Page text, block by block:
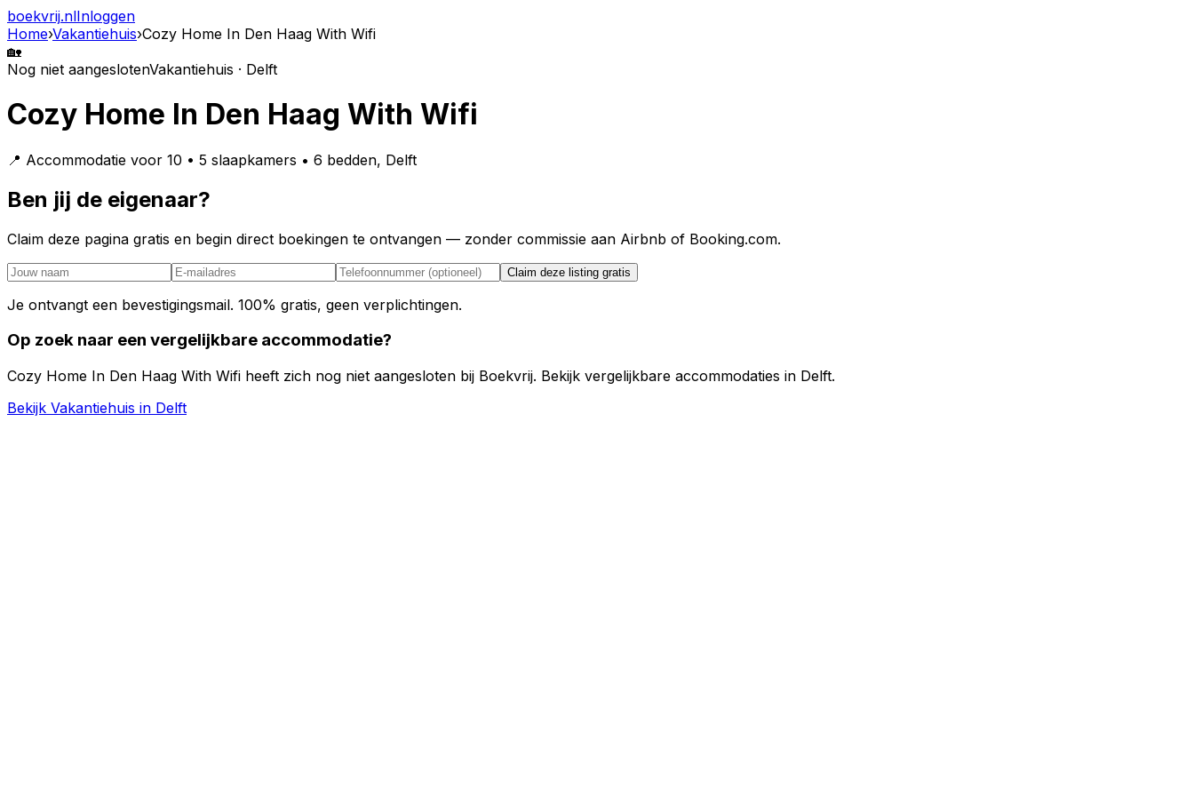
boekvrij.nlInloggen
Home›Vakantiehuis›Cozy Home In Den Haag With Wifi
🏡
Nog niet aangeslotenVakantiehuis · Delft
Cozy Home In Den Haag With Wifi
📍 Accommodatie voor 10 • 5 slaapkamers • 6 bedden, Delft
Ben jij de eigenaar?
Claim deze pagina gratis en begin direct boekingen te ontvangen — zonder commissie aan Airbnb of Booking.com.
Claim deze listing gratis
Je ontvangt een bevestigingsmail. 100% gratis, geen verplichtingen.
Op zoek naar een vergelijkbare accommodatie?
Cozy Home In Den Haag With Wifi heeft zich nog niet aangesloten bij Boekvrij. Bekijk vergelijkbare accommodaties in Delft.
Bekijk Vakantiehuis in Delft